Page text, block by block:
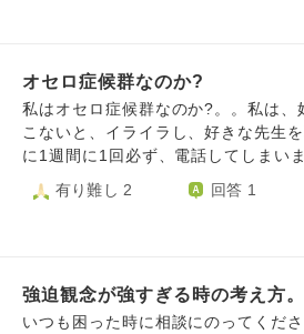
に行きたくても行きづらくなってしまいま
「人生を楽しくしなきゃ」という気
内気な自分を押し殺しつつ、積極的
いました。今は本当に自分のやりた
イベントに行けるのでしょうか。
オセロ症候群なのか?
私はオセロ症候群なのか?。。私は、
こないと、イライラし、好きな先生
に1週間に1回必ず、電話してしまい
れるのではないかと考えてしまいます
有り難し 2 回答 1
強迫観念が強すぎる時の考え方。
いつも困った時に相談にのってくだ